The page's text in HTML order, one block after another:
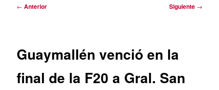
Navegación
← Anterior Siguiente →
Guaymallén venció en la
final de la F20 a Gral. San